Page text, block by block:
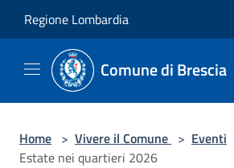
Regione Lombardia
Comune di Brescia
Home > Vivere il Comune > Eventi
Estate nei quartieri 2026